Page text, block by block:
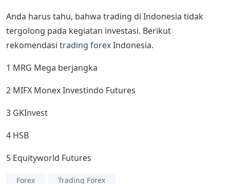
Anda harus tahu, bahwa trading di Indonesia tidak
tergolong pada kegiatan investasi. Berikut
rekomendasi trading forexIndonesia.
1 MRG Mega berjangka
2 MIFX Monex Investindo Futures
3 GKInvest
4 HSB
5 Equityworld Futures
Forex Trading Forex